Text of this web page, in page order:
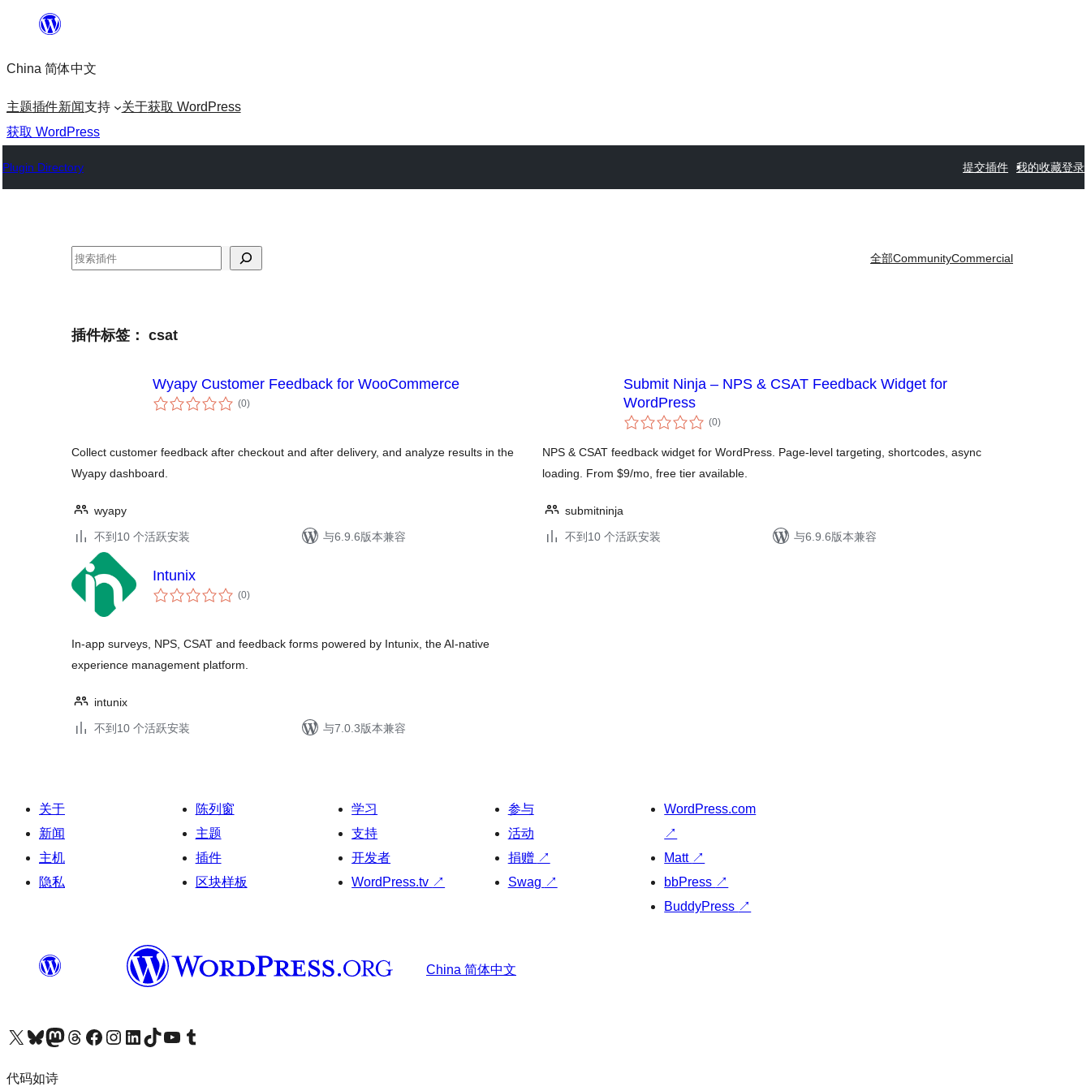
内
容
China 简体中文
主题插件新闻支持 关于获取 WordPress
获取 WordPress
Plugin Directory 提交插件 我的收藏登录
搜
全部CommunityCommercial
插件标签： csat
Wyapy Customer Feedback for WooCommerce
(0总
评)
Collect customer feedback after checkout and after delivery, and analyze results in the
Wyapy dashboard.
wyapy
不到10 个活跃安装
与6.9.6版本兼容
Submit Ninja – NPS & CSAT Feedback Widget for
WordPress
(0总
评)
NPS & CSAT feedback widget for WordPress. Page-level targeting, shortcodes, async
loading. From $9/mo, free tier available.
submitninja
不到10 个活跃安装
与6.9.6版本兼容
Intunix
(0总
评)
In-app surveys, NPS, CSAT and feedback forms powered by Intunix, the AI-native
experience management platform.
intunix
不到10 个活跃安装
与7.0.3版本兼容
关于
新闻
主机
隐私
陈列窗
主题
插件
区块样板
学习
支持
开发者
WordPress.tv ↗
参与
活动
捐赠 ↗
Swag ↗
WordPress.com
↗
Matt ↗
bbPress ↗
BuddyPress ↗
China 简体中文
关注我们的 X（原 Twitter）账号访问我们的 Bluesky 账号关注我们的 Mastodon 账号访问我们的 Threads 账号 访问我们的 Facebook 公共主页关注我们的 Instagram 账号 关注我们的 LinkedIn 主页访问我们的 TikTok 账号访问我们的 YouTube 频道 访问我们的 Tumblr 账号
代码如诗